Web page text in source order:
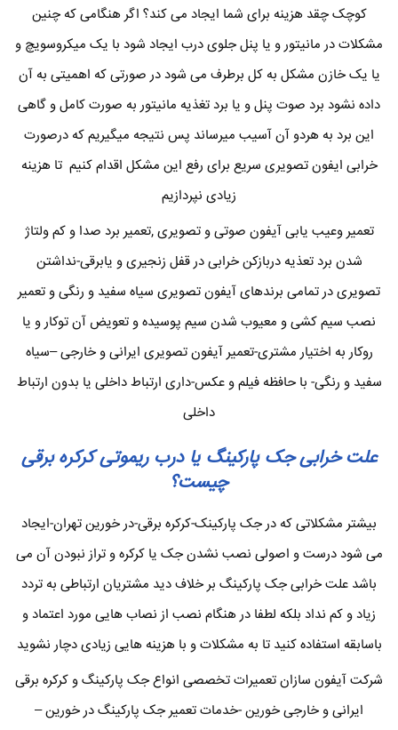
کوچک چقد هزینه برای شما ایجاد می کند؟ اگر هنگامی که چنین
مشکلات در مانیتور و یا پنل جلوی درب ایجاد شود با یک میکروسویچ و
یا یک خازن مشکل به کل برطرف می شود در صورتی که اهمیتی به آن
داده نشود برد صوت پنل و یا برد تغذیه مانیتور به صورت کامل و گاهی
این برد به هردو آن آسیب میرساند پس نتیجه میگیریم که درصورت
خرابی ایفون تصویری سریع برای رفع این مشکل اقدام کنیم تا هزینه
زیادی نپردازیم
تعمیر وعیب یابی آیفون صوتی و تصویری ,تعمیر برد صدا و کم ولتاژ
شدن برد تعذیه دربازکن خرابی در قفل زنجیری و یابرقی-نداشتن
تصویری در تمامی برندهای آیفون تصویری سیاه سفید و رنگی و تعمیر
نصب سیم کشی و معیوب شدن سیم پوسیده و تعویض آن توکار و یا
روکار به اختیار مشتری-تعمیر آیفون تصویری ایرانی و خارجی –سیاه
سفید و رنگی- با حافظه فیلم و عکس-داری ارتباط داخلی یا بدون ارتباط
داخلی
علت خرابی جک پارکینگ یا درب ریموتی کرکره برقی
چیست؟
بیشتر مشکلاتی که در جک پارکینک-کرکره برقی-در خورین تهران-ایجاد
می شود درست و اصولی نصب نشدن جک یا کرکره و تراز نبودن آن می
باشد علت خرابی جک پارکینگ بر خلاف دید مشتریان ارتباطی به تردد
زیاد و کم نداد بلکه لطفا در هنگام نصب از نصاب هایی مورد اعتماد و
باسابقه استفاده کنید تا به مشکلات و با هزینه هایی زیادی دچار نشوید
شرکت آیفون سازان تعمیرات تخصصی انواع جک پارکینگ و کرکره برقی
ایرانی و خارجی خورین -خدمات تعمیر جک پارکینگ در خورین –